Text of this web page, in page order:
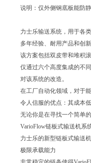
说明：仅外侧钢底板能防
力士乐输送系统，用于各
多年经验、耐用产品和创
该方案包括双皮带和堆积
仅通过六个高度集成的不
对该系统的改造。
在工厂自动化领域，对于
令人信服的优点：其成本
无论你是在寻找一个简单
VarioFlow链板式输送机系
力士乐的新型链板式输送
极限承载能力